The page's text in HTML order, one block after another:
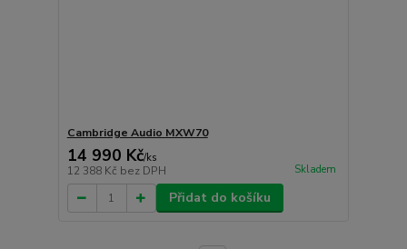
Cambridge Audio MXW70
14 990 Kč/ks
12 388 Kč bez DPH Skladem
Přidat do košíku